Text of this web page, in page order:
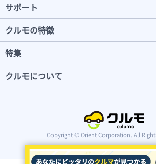
サポート
クルモの特徴
特集
クルモについて
Copyright © Orient Corporation. All